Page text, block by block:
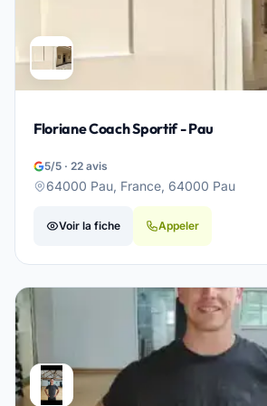
Floriane Coach Sportif - Pau
5/5 · 22 avis
64000 Pau, France, 64000 Pau
Voir la fiche Appeler